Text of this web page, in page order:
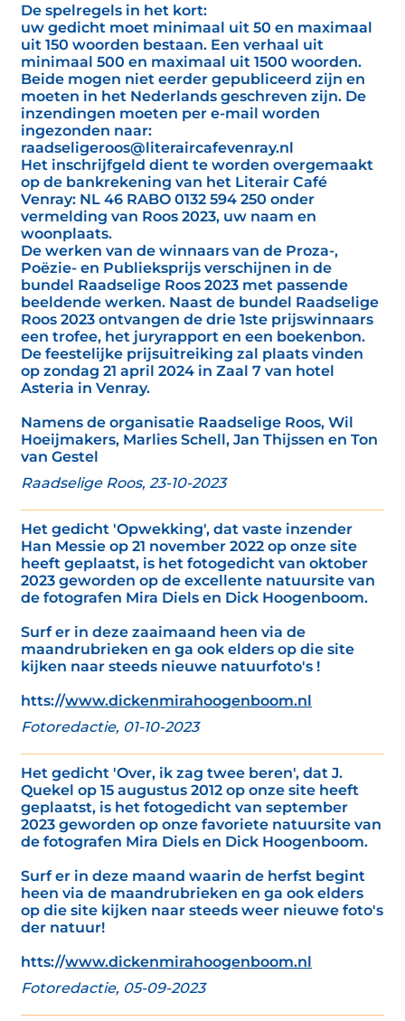
De spelregels in het kort:
uw gedicht moet minimaal uit 50 en maximaal
uit 150 woorden bestaan. Een verhaal uit
minimaal 500 en maximaal uit 1500 woorden.
Beide mogen niet eerder gepubliceerd zijn en
moeten in het Nederlands geschreven zijn. De
inzendingen moeten per e-mail worden
ingezonden naar:
raadseligeroos@literaircafevenray.nl
Het inschrijfgeld dient te worden overgemaakt
op de bankrekening van het Literair Café
Venray: NL 46 RABO 0132 594 250 onder
vermelding van Roos 2023, uw naam en
woonplaats.
De werken van de winnaars van de Proza-,
Poëzie- en Publieksprijs verschijnen in de
bundel Raadselige Roos 2023 met passende
beeldende werken. Naast de bundel Raadselige
Roos 2023 ontvangen de drie 1ste prijswinnaars
een trofee, het juryrapport en een boekenbon.
De feestelijke prijsuitreiking zal plaats vinden
op zondag 21 april 2024 in Zaal 7 van hotel
Asteria in Venray.
Namens de organisatie Raadselige Roos, Wil
Hoeijmakers, Marlies Schell, Jan Thijssen en Ton
van Gestel
Raadselige Roos, 23-10-2023
Het gedicht 'Opwekking', dat vaste inzender
Han Messie op 21 november 2022 op onze site
heeft geplaatst, is het fotogedicht van oktober
2023 geworden op de excellente natuursite van
de fotografen Mira Diels en Dick Hoogenboom.
Surf er in deze zaaimaand heen via de
maandrubrieken en ga ook elders op die site
kijken naar steeds nieuwe natuurfoto's !
htts://www.dickenmirahoogenboom.nl
Fotoredactie, 01-10-2023
Het gedicht 'Over, ik zag twee beren', dat J.
Quekel op 15 augustus 2012 op onze site heeft
geplaatst, is het fotogedicht van september
2023 geworden op onze favoriete natuursite van
de fotografen Mira Diels en Dick Hoogenboom.
Surf er in deze maand waarin de herfst begint
heen via de maandrubrieken en ga ook elders
op die site kijken naar steeds weer nieuwe foto's
der natuur!
htts://www.dickenmirahoogenboom.nl
Fotoredactie, 05-09-2023